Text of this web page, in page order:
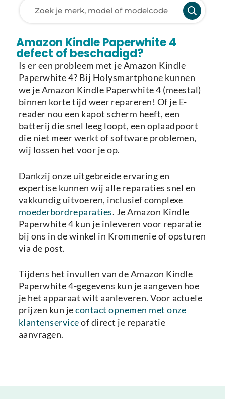
Amazon Kindle Paperwhite 4
defect of beschadigd?
Is er een probleem met je Amazon Kindle
Paperwhite 4? Bij Holysmartphone kunnen
we je Amazon Kindle Paperwhite 4 (meestal)
binnen korte tijd weer repareren! Of je E-
reader nou een kapot scherm heeft, een
batterij die snel leeg loopt, een oplaadpoort
die niet meer werkt of software problemen,
wij lossen het voor je op.
Dankzij onze uitgebreide ervaring en
expertise kunnen wij alle reparaties snel en
vakkundig uitvoeren, inclusief complexe
moederbordreparaties. Je Amazon Kindle
Paperwhite 4 kun je inleveren voor reparatie
bij ons in de winkel in Krommenie of opsturen
via de post.
Tijdens het invullen van de Amazon Kindle
Paperwhite 4-gegevens kun je aangeven hoe
je het apparaat wilt aanleveren. Voor actuele
prijzen kun jecontact opnemen met onze
klantenserviceof direct je reparatie
aanvragen.